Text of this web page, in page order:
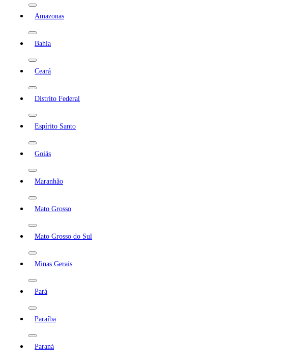
Amazonas
Bahia
Ceará
Distrito Federal
Espírito Santo
Goiás
Maranhão
Mato Grosso
Mato Grosso do Sul
Minas Gerais
Pará
Paraíba
Paraná